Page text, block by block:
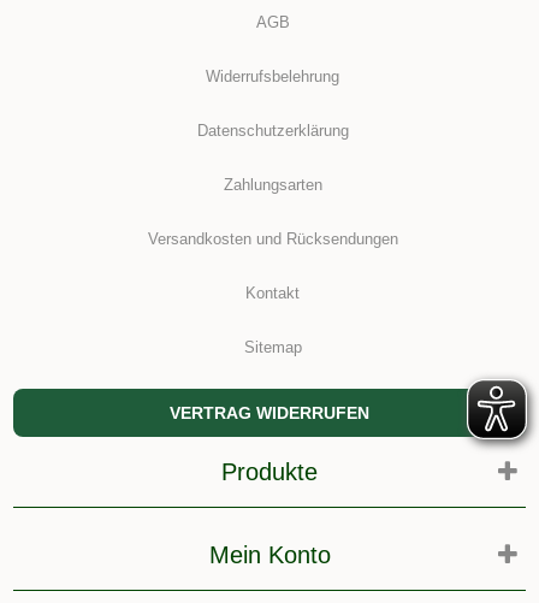
AGB
Widerrufsbelehrung
Datenschutzerklärung
Zahlungsarten
Versandkosten und Rücksendungen
Kontakt
Sitemap
VERTRAG WIDERRUFEN
Produkte
Mein Konto